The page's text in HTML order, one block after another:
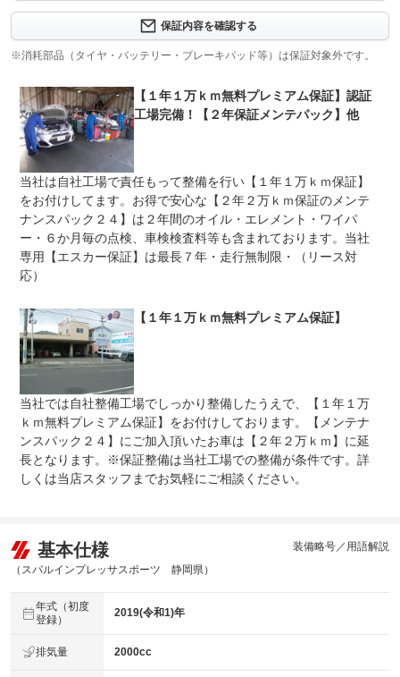
保証項目 -
修理回数 -
上限金額 -
免責金 無し
保証修理
受付先
法定整備
整備付 法定12ヶ月または法定24ヶ月点検整備付
※車検なし・車検整備付の場合は法定24ヶ月点検整備付
※商用車は6ヶ月または12ヶ月点検整備付
法定整備
について
２４ヵ月点検（エンジンオイル・オイルエレメント無条件
交換）メーカー保証残の車両はメーカー保証継続点検も実
保証内容を確認する
※消耗部品（タイヤ・バッテリー・ブレーキパッド等）は保証対象外です。
【１年１万ｋｍ無料プレミアム保証】認証
工場完備！【２年保証メンテパック】他
当社は自社工場で責任もって整備を行い【１年１万ｋｍ保証】
をお付けしてます。お得で安心な【２年２万ｋｍ保証のメンテ
ナンスパック２４】は２年間のオイル・エレメント・ワイパ
ー・６か月毎の点検、車検検査料等も含まれております。当社
専用【エスカー保証】は最長７年・走行無制限・（リース対
応）
【１年１万ｋｍ無料プレミアム保証】
当社では自社整備工場でしっかり整備したうえで、【１年１万
ｋｍ無料プレミアム保証】をお付けしております。【メンテナ
ンスパック２４】にご加入頂いたお車は【２年２万ｋｍ】に延
長となります。※保証整備は当社工場での整備が条件です。詳
しくは当店スタッフまでお気軽にご相談ください。
基本仕様
（スバルインプレッサスポーツ 静岡県）
装備略号／用語解説
年式（初度
登録）
2019(令和1)年
排気量 2000cc